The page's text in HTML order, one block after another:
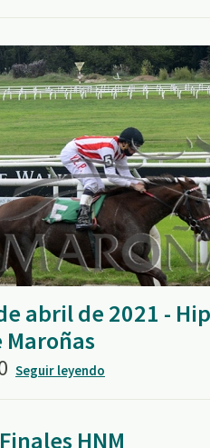
abril de 2021 -
Maroñas
Seguir leyendo
HNM